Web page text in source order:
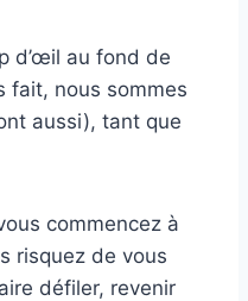
d’œil au fond de
fait, nous sommes
aussi), tant que
commencez à
risquez de vous
défiler, revenir